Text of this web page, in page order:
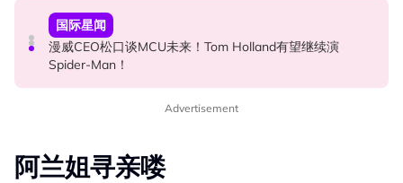
国际星闻
张员瑛频陷耍大牌争议！首度吐心声：真相终究会浮出水
面！
演唱会
F✦FOREVER 首次来马开唱！万人合唱《流星雨》，梦回
《流星花园》
国际星闻
漫威CEO松口谈MCU未来！Tom Holland有望继续演
Spider-Man！
Advertisement
阿兰姐寻亲喽